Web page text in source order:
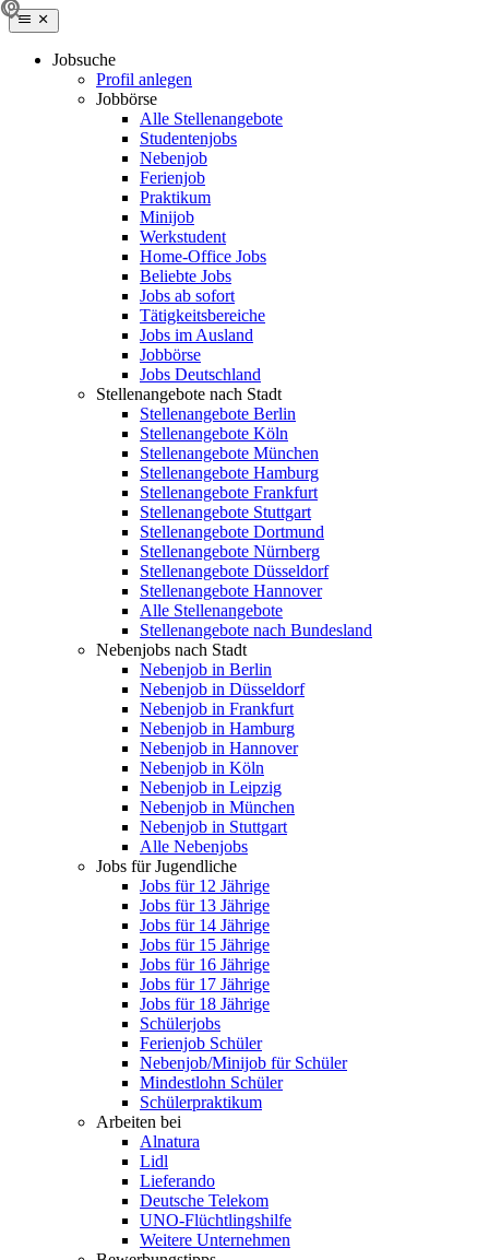
Jobsuche
Profil anlegen
Jobbörse
Alle Stellenangebote
Studentenjobs
Nebenjob
Ferienjob
Praktikum
Minijob
Werkstudent
Home-Office Jobs
Beliebte Jobs
Jobs ab sofort
Tätigkeitsbereiche
Jobs im Ausland
Jobbörse
Jobs Deutschland
Stellenangebote nach Stadt
Stellenangebote Berlin
Stellenangebote Köln
Stellenangebote München
Stellenangebote Hamburg
Stellenangebote Frankfurt
Stellenangebote Stuttgart
Stellenangebote Dortmund
Stellenangebote Nürnberg
Stellenangebote Düsseldorf
Stellenangebote Hannover
Alle Stellenangebote
Stellenangebote nach Bundesland
Nebenjobs nach Stadt
Nebenjob in Berlin
Nebenjob in Düsseldorf
Nebenjob in Frankfurt
Nebenjob in Hamburg
Nebenjob in Hannover
Nebenjob in Köln
Nebenjob in Leipzig
Nebenjob in München
Nebenjob in Stuttgart
Alle Nebenjobs
Jobs für Jugendliche
Jobs für 12 Jährige
Jobs für 13 Jährige
Jobs für 14 Jährige
Jobs für 15 Jährige
Jobs für 16 Jährige
Jobs für 17 Jährige
Jobs für 18 Jährige
Schülerjobs
Ferienjob Schüler
Nebenjob/Minijob für Schüler
Mindestlohn Schüler
Schülerpraktikum
Arbeiten bei
Alnatura
Lidl
Lieferando
Deutsche Telekom
UNO-Flüchtlingshilfe
Weitere Unternehmen